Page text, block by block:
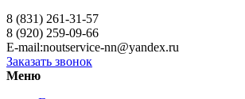
8 (831) 261-31-57
8 (920) 259-09-66
E-mail:noutservice-nn@yandex.ru
Заказать звонок
Меню